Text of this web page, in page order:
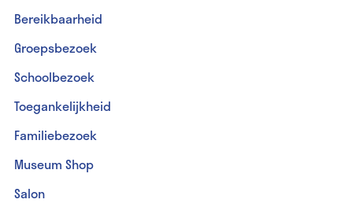
Bereikbaarheid
Groepsbezoek
Schoolbezoek
Toegankelijkheid
Familiebezoek
Museum Shop
Salon